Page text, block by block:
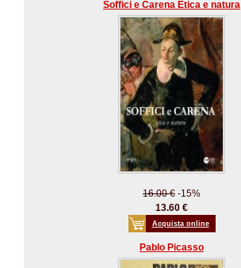
Soffici e Carena Etica e natura
16.00 € -15%
13.60 €
Acquista online
Pablo Picasso